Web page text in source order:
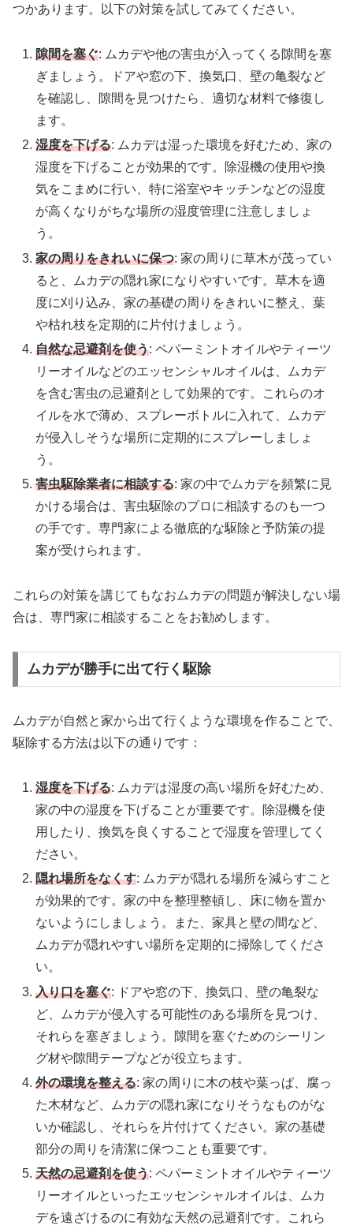
つかあります。以下の対策を試してみてください。
隙間を塞ぐ: ムカデや他の害虫が入ってくる隙間を塞
ぎましょう。ドアや窓の下、換気口、壁の亀裂など
を確認し、隙間を見つけたら、適切な材料で修復し
ます。
湿度を下げる: ムカデは湿った環境を好むため、家の
湿度を下げることが効果的です。除湿機の使用や換
気をこまめに行い、特に浴室やキッチンなどの湿度
が高くなりがちな場所の湿度管理に注意しましょ
う。
家の周りをきれいに保つ: 家の周りに草木が茂ってい
ると、ムカデの隠れ家になりやすいです。草木を適
度に刈り込み、家の基礎の周りをきれいに整え、葉
や枯れ枝を定期的に片付けましょう。
自然な忌避剤を使う: ペパーミントオイルやティーツ
リーオイルなどのエッセンシャルオイルは、ムカデ
を含む害虫の忌避剤として効果的です。これらのオ
イルを水で薄め、スプレーボトルに入れて、ムカデ
が侵入しそうな場所に定期的にスプレーしましょ
う。
害虫駆除業者に相談する: 家の中でムカデを頻繁に見
かける場合は、害虫駆除のプロに相談するのも一つ
の手です。専門家による徹底的な駆除と予防策の提
案が受けられます。
これらの対策を講じてもなおムカデの問題が解決しない場
合は、専門家に相談することをお勧めします。
ムカデが勝手に出て行く駆除
ムカデが自然と家から出て行くような環境を作ることで、
駆除する方法は以下の通りです：
湿度を下げる: ムカデは湿度の高い場所を好むため、
家の中の湿度を下げることが重要です。除湿機を使
用したり、換気を良くすることで湿度を管理してく
ださい。
隠れ場所をなくす: ムカデが隠れる場所を減らすこと
が効果的です。家の中を整理整頓し、床に物を置か
ないようにしましょう。また、家具と壁の間など、
ムカデが隠れやすい場所を定期的に掃除してくださ
い。
入り口を塞ぐ: ドアや窓の下、換気口、壁の亀裂な
ど、ムカデが侵入する可能性のある場所を見つけ、
それらを塞ぎましょう。隙間を塞ぐためのシーリン
グ材や隙間テープなどが役立ちます。
外の環境を整える: 家の周りに木の枝や葉っぱ、腐っ
た木材など、ムカデの隠れ家になりそうなものがな
いか確認し、それらを片付けてください。家の基礎
部分の周りを清潔に保つことも重要です。
天然の忌避剤を使う: ペパーミントオイルやティーツ
リーオイルといったエッセンシャルオイルは、ムカ
デを遠ざけるのに有効な天然の忌避剤です。これら